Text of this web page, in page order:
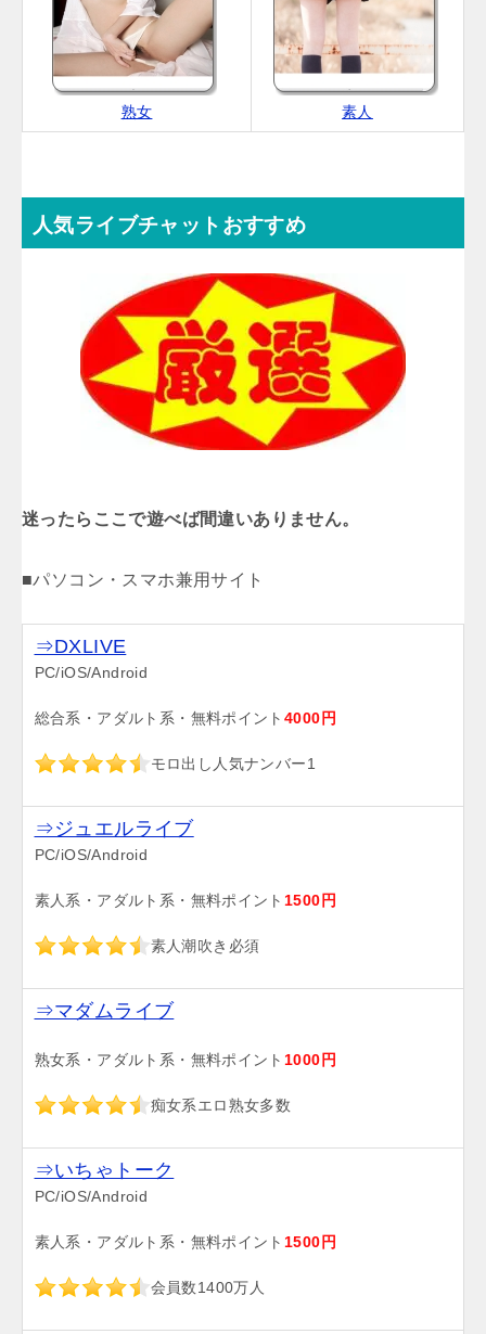
熟女 素人
人気ライブチャットおすすめ
迷ったらここで遊べば間違いありません。
■パソコン・スマホ兼用サイト
⇒DXLIVE
PC/iOS/Android
総合系・アダルト系・無料ポイント 4000円
モロ出し人気ナンバー1
⇒ジュエルライブ
PC/iOS/Android
素人系・アダルト系・無料ポイント 1500円
素人潮吹き必須
⇒マダムライブ
熟女系・アダルト系・無料ポイント 1000円
痴女系エロ熟女多数
⇒いちゃトーク
PC/iOS/Android
素人系・アダルト系・無料ポイント 1500円
会員数1400万人